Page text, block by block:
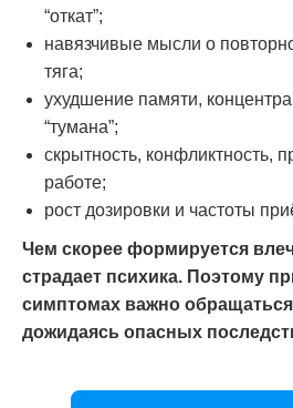
“откат”;
навязчивые мысли о
тяга;
ухудшение памяти,
“тумана”;
скрытность, конфликтность,
работе;
рост дозировки и частоты
Чем скорее формируется
страдает психика. Поэтому
симптомах важно
дожидаясь опасных